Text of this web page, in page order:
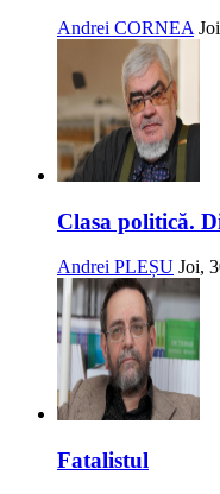
Andrei CORNEA
Clasa politică.
Andrei PLEȘU Joi,
Fatalistul